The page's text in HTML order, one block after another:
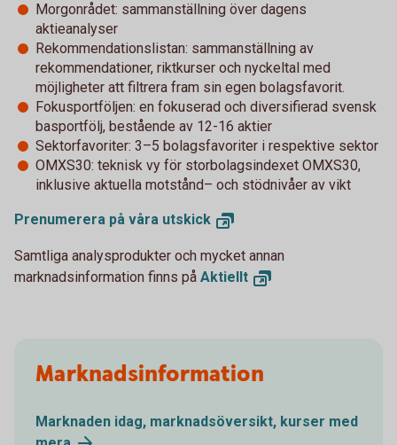
Morgonrådet: sammanställning över dagens
aktieanalyser
Rekommendationslistan: sammanställning av
rekommendationer, riktkurser och nyckeltal med
möjligheter att filtrera fram sin egen bolagsfavorit.
Fokusportföljen: en fokuserad och diversifierad svensk
basportfölj, bestående av 12-16 aktier
Sektorfavoriter: 3–5 bolagsfavoriter i respektive sektor
OMXS30: teknisk vy för storbolagsindexet OMXS30,
inklusive aktuella motstånd– och stödnivåer av vikt
Prenumerera på våra utskick
Samtliga analysprodukter och mycket annan
marknadsinformation finns på Aktiellt
Marknadsinformation
Marknaden idag, marknadsöversikt, kurser med